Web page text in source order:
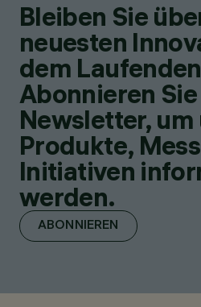
Bleiben Sie
neuesten
dem
Abonnieren
Newsletter, um
Produkte,
Initiativen
werden.
ABONNIEREN